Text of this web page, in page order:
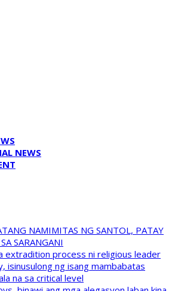
NEWS
NAMIMITAS NG SANTOL, PATAY
SARANGANI
extradition process ni religious leader
isinusulong ng isang mambabatas
na sa critical level